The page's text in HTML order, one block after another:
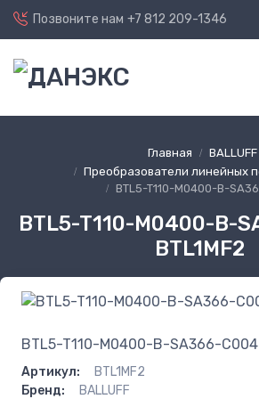
Позвоните нам +7 812 209-1346
Главная
BALLUFF
Преобразователи линейных
BTL5-T110-M0400-B-
BTL5-T110-M0400-B-
BTL1MF2
BTL5-T110-M0400-B-SA366-C004
Артикул:
BTL1MF2
Бренд:
BALLUFF